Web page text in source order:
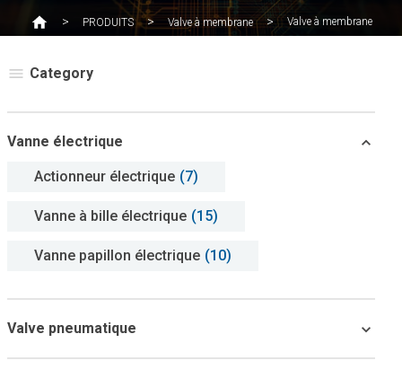
PRODUITS Valve à membrane Valve à membrane
Category
Vanne électrique
Actionneur électrique (7)
Vanne à bille électrique (15)
Vanne papillon électrique (10)
Valve pneumatique